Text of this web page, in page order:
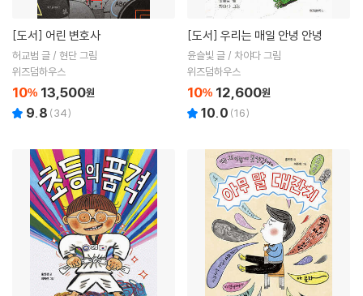
[도서] 어린 변호사
허교범 글 / 현단 그림
위즈덤하우스
10% 13,500원
9.8 (34)
[도서] 우리는 매일 안녕 안녕
윤슬빛 글 / 차야다 그림
위즈덤하우스
10% 12,600원
10.0 (16)